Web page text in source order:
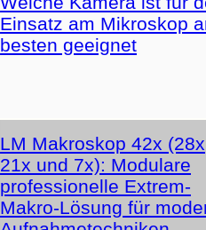
Einsatz am Mikroskop
besten geeignet
LM Makroskop 42x
21x und 7x): Modulare
professionelle Extrem-
Makro-Lösung für